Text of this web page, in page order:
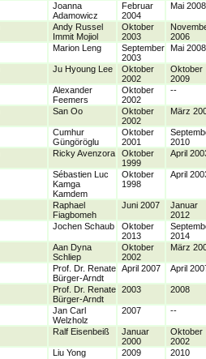
Joanna
Adamowicz
Februar
2004
Mai 2008
Andy Russel
Immit Mojiol
Oktober
2003
2006
Marion Leng
September
2003
Mai 2008
Ju Hyoung Lee
Oktober
2002
Oktober
2009
Alexander
Feemers
Oktober
2002
--
San Oo
Oktober
2002
März
Cumhur
Güngöröglu
Oktober
2001
2010
Ricky Avenzora
Oktober
1999
April
Sébastien Luc
Kamga
Kamdem
Oktober
1998
April
Raphael
Fiagbomeh
Juni 2007
Januar
2012
Jochen Schaub
Oktober
2013
2014
Aan Dyna
Schliep
Oktober
2002
März
Prof. Dr. Renate
Bürger-Arndt
April 2007 April
Prof. Dr. Renate
Bürger-Arndt
2003 2008
Jan Carl
Welzholz
2007 --
Ralf Eisenbeiß
Januar
2000
Oktober
2002
Liu Yong 2009 2010